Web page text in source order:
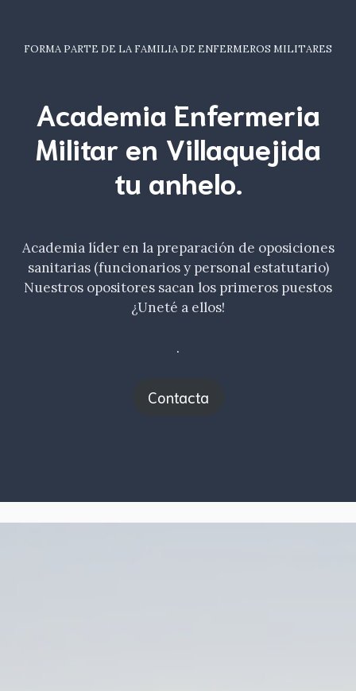
FORMA PARTE DE LA FAMILIA DE ENFERMEROS MILITARES
Academia Enfermeria
Militar en Villaquejida
tu anhelo.
Academia líder en la preparación de oposiciones
sanitarias (funcionarios y personal estatutario)
Nuestros opositores sacan los primeros puestos
¿Uneté a ellos!
.
Contacta